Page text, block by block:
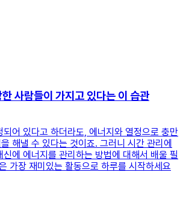
사람들이 가지고 있다는 이 습관
어 있다고 하더라도, 에너지와 열정으로 충만
해낼 수 있다는 것이죠. 그러니 시간 관리에
에 에너지를 관리하는 방법에 대해서 배울 필
가장 재미있는 활동으로 하루를 시작하세요